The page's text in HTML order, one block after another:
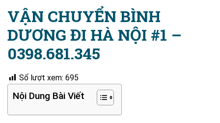
VẬN CHUYỂN BÌNH
DƯƠNG ĐI HÀ NỘI #1 –
0398.681.345
Số lượt xem: 695
Nội Dung Bài Viết